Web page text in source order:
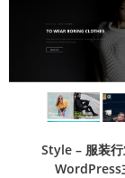
Style – 服装
WordPress